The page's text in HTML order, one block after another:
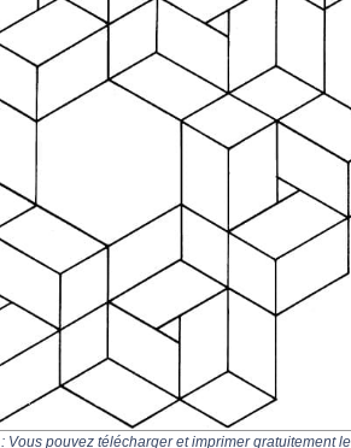
: Vous pouvez télécharger et imprimer gratuitement le